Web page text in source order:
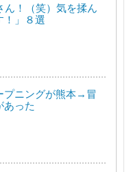
ん！（笑）気を揉ん
！」８選
プニングが熊本→冒
あった